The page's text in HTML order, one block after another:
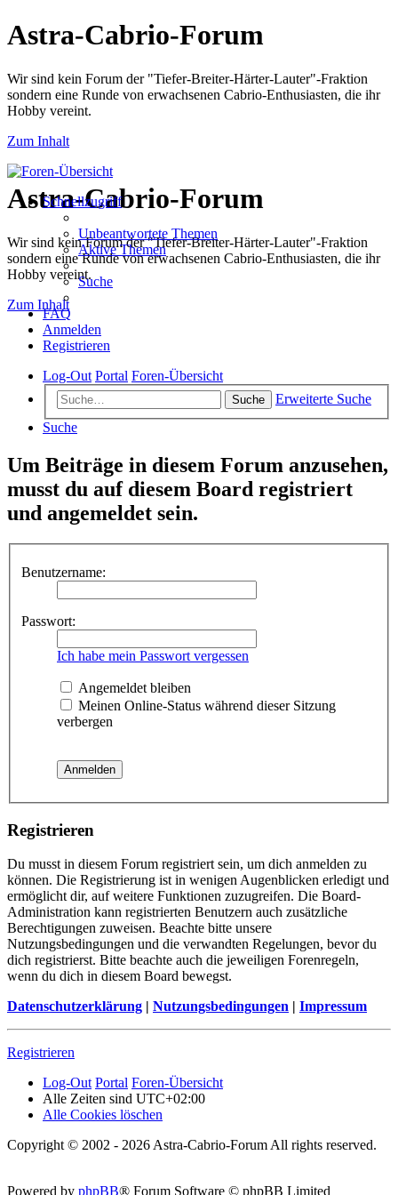
Astra-Cabrio-Forum
Wir sind kein Forum der "Tiefer-Breiter-Härter-Lauter"-Fraktion
sondern eine Runde von erwachsenen Cabrio-Enthusiasten, die ihr
Hobby vereint.
Zum Inhalt
Astra-Cabrio-Forum
Wir sind kein Forum der "Tiefer-Breiter-Härter-Lauter"-Fraktion
sondern eine Runde von erwachsenen Cabrio-Enthusiasten, die ihr
Hobby vereint.
Zum Inhalt
Schnellzugriff
Unbeantwortete Themen
Aktive Themen
Suche
FAQ
Anmelden
Registrieren
Log-Out Portal Foren-Übersicht
Suche
Erweiterte Suche
Suche
Um Beiträge in diesem Forum anzusehen,
musst du auf diesem Board registriert
und angemeldet sein.
Benutzername:
Passwort:
Ich habe mein Passwort vergessen
Angemeldet bleiben
Meinen Online-Status während dieser Sitzung
verbergen
Registrieren
Du musst in diesem Forum registriert sein, um dich anmelden zu
können. Die Registrierung ist in wenigen Augenblicken erledigt und
ermöglicht dir, auf weitere Funktionen zuzugreifen. Die Board-
Administration kann registrierten Benutzern auch zusätzliche
Berechtigungen zuweisen. Beachte bitte unsere
Nutzungsbedingungen und die verwandten Regelungen, bevor du
dich registrierst. Bitte beachte auch die jeweiligen Forenregeln,
wenn du dich in diesem Board bewegst.
Datenschutzerklärung | Nutzungsbedingungen | Impressum
Registrieren
Log-Out Portal Foren-Übersicht
Alle Zeiten sind UTC+02:00
Alle Cookies löschen
Copyright © 2002 - 2026 Astra-Cabrio-Forum All rights reserved.
Powered by phpBB® Forum Software © phpBB Limited